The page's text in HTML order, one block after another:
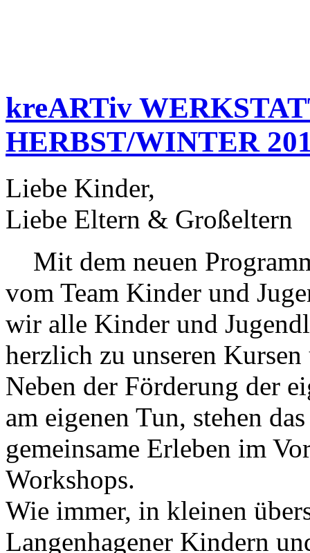
kreARTiv
HERBST/WINTER
Liebe Kinder,
Liebe Eltern & Großeltern
Mit dem neuen
vom Team Kinder und
wir alle Kinder und
herzlich zu unseren
Neben der Förderung der
am eigenen Tun, stehen
gemeinsame Erleben im
Workshops.
Wie immer, in kleinen
Langenhagener Kindern